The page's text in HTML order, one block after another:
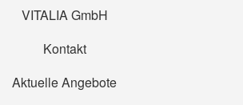
VITALIA GmbH
Kontakt
Aktuelle Angebote